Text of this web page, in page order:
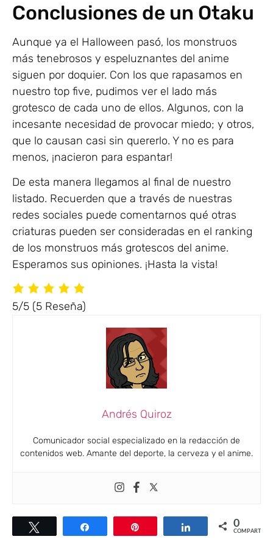
Conclusiones de un Otaku
Aunque ya el Halloween pasó, los monstruos
más tenebrosos y espeluznantes del anime
siguen por doquier. Con los que rapasamos en
nuestro top five, pudimos ver el lado más
grotesco de cada uno de ellos. Algunos, con la
incesante necesidad de provocar miedo; y otros,
que lo causan casi sin quererlo. Y no es para
menos, ¡nacieron para espantar!
De esta manera llegamos al final de nuestro
listado. Recuerden que a través de nuestras
redes sociales puede comentarnos qué otras
criaturas pueden ser consideradas en el ranking
de los monstruos más grotescos del anime.
Esperamos sus opiniones. ¡Hasta la vista!
5/5 (5 Reseña)
Andrés Quiroz
Comunicador social especializado en la redacción de
contenidos web. Amante del deporte, la cerveza y el anime.
Compartir Compartir0
COMPARTIR